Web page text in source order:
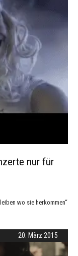
nur für
wo sie herkommen“
20. März 2015